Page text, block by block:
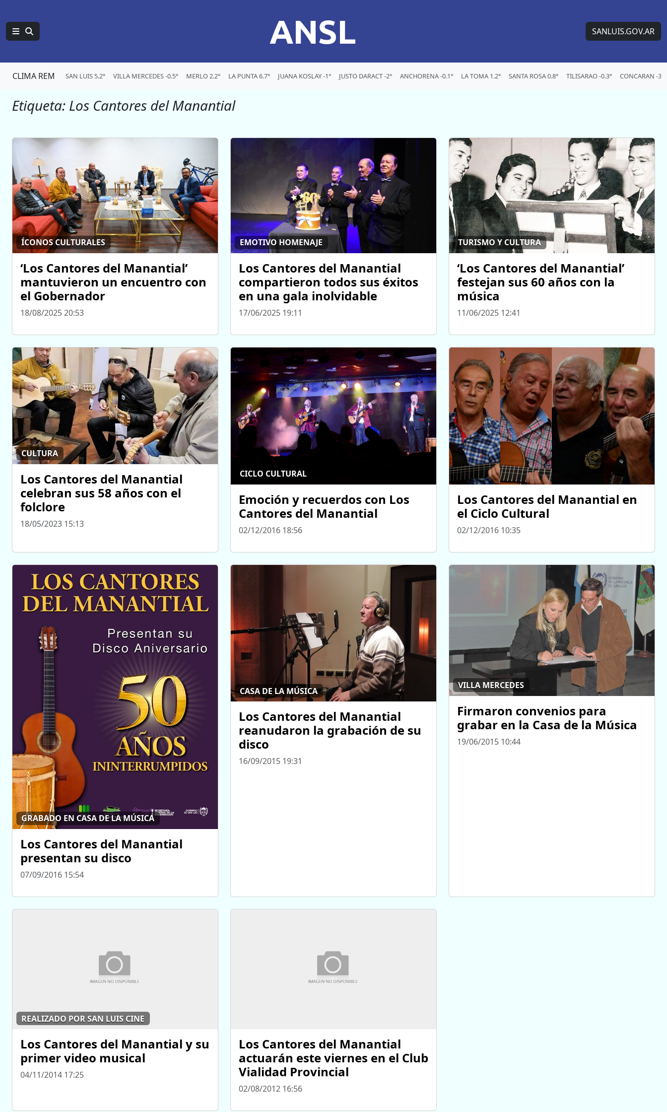
ANSL SANLUIS.GOV.AR
CLIMA REM SAN LUIS 5.2° VILLA MERCEDES -0.5° MERLO 2.2° LA PUNTA 6.7° JUANA KOSLAY -1° JUSTO DARACT -2° ANCHORENA -0.1° LA TOMA 1.2° SANTA ROSA 0.8° TILISARAO -0.3° CONCARAN -3°
Etiqueta: Los Cantores del Manantial
ÍCONOS CULTURALES
‘Los Cantores del Manantial’
mantuvieron un encuentro con
el Gobernador
18/08/2025 20:53
EMOTIVO HOMENAJE
Los Cantores del Manantial
compartieron todos sus éxitos
en una gala inolvidable
17/06/2025 19:11
TURISMO Y CULTURA
‘Los Cantores del Manantial’
festejan sus 60 años con la
música
11/06/2025 12:41
CULTURA
Los Cantores del Manantial
celebran sus 58 años con el
folclore
18/05/2023 15:13
CICLO CULTURAL
Emoción y recuerdos con Los
Cantores del Manantial
02/12/2016 18:56
Los Cantores del Manantial en
el Ciclo Cultural
02/12/2016 10:35
GRABADO EN CASA DE LA MÚSICA
Los Cantores del Manantial
presentan su disco
07/09/2016 15:54
CASA DE LA MÚSICA
Los Cantores del Manantial
reanudaron la grabación de su
disco
16/09/2015 19:31
VILLA MERCEDES
Firmaron convenios para
grabar en la Casa de la Música
19/06/2015 10:44
REALIZADO POR SAN LUIS CINE
Los Cantores del Manantial y su
primer video musical
04/11/2014 17:25
Los Cantores del Manantial
actuarán este viernes en el Club
Vialidad Provincial
02/08/2012 16:56